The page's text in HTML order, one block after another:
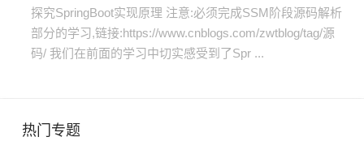
探究SpringBoot实现原理 注意:必须完成SSM阶段源码解析
部分的学习,链接:https://www.cnblogs.com/zwtblog/tag/源
码/ 我们在前面的学习中切实感受到了Spr ...
热门专题